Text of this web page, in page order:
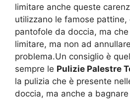
limitare anche queste
utilizzano le famose
pantofole da doccia, ma
limitare, ma non ad
problema.Un consiglio è
sempre le Pulizie Palestre
la pulizia che è presente
doccia, ma anche a